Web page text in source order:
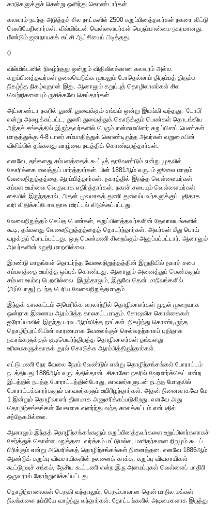
காடுகளுக்குச் சென்று ஒளிந்து கொண்டார்கள்.
கலவரம் நடந்த அடுத்தச் சில நாட்களில் 2500 கறுப்பினத்தவர்கள் நகரை விட்டு
வெளியேறினார்கள். வில்மிங்டன் வெள்ளையர்கள் பெரும்பான்மை நகரமானது.
மீண்டும் ஜனநாயகக் கட்சி ஆட்சியைப் பிடித்தது.
0
வில்மிங்டனில் நிகழ்ந்தது ஒன்றும் விதிவிலக்கான கலவரம் அல்ல.
கறுப்பினத்தவர்கள் தலையெடுக்க முயலும் போதெல்லாம் திரும்பத் திரும்ப
நிகழ்ந்த நிகழ்வுதான் இது. ஆனாலும் கறுப்புத் தொழிலாளர்கள் சில
வெற்றிகளையும் ருசிக்கவே செய்தார்கள்.
அட்லாண்டா நகரில் துணி துவைக்கும் சங்கம் ஒன்று இயங்கி வந்தது. ‘டோபி’
என்று அழைக்கப்பட்ட, துணி துவைத்துக் கொடுக்கும் பெண்கள் தொடங்கிய
அந்தச் சங்கத்தில் இருந்தவர்களில் பெரும்பான்மையினர் கறுப்பினப் பெண்கள்.
மாதத்துக்கு 4-8 டாலர் சம்பாதித்துக் கொண்டிருந்த அவர்கள் வறுமையின்
விளிம்பில் தங்களது வாழ்வை நடத்திக் கொண்டிருந்தார்கள்.
எனவே, தங்களது சம்பளத்தைக் கூட்டித் தரவேண்டும் என்று முதலில்
கோரிக்கை வைத்துப் பார்த்தார்கள். பின் 1881ஆம் வருடம் ஜூலை மாதம்
வேலைநிறுத்தத்தை ஆரம்பித்தார்கள். நகரத்தில் இருந்த வெள்ளையர்கள்
சம்பள உயர்வை வெகுவாக எதிர்த்தார்கள். நகரச் சபையும் வெள்ளையர்கள்
கையில் இருந்ததால், அதன் மூலமாகத் துணி துவைப்பவர்களுக்குப் புதிதாக
வரி விதிக்கப்போவதாக மிரட்டல் விடுக்கப்பட்டது.
வேலைநிறுத்தம் செய்த பெண்கள், கறுப்பினத்தவர்களின் தேவாலயங்களில்
கூடி, தங்களது வேலைநிறுத்தத்தைத் தொடர்ந்தார்கள். அவர்கள் மீது பொய்
வழக்குப் போடப்பட்டது. ஒரு பெண்மணி சிறைக்கும் அனுப்பப்பட்டார். ஆனாலும்
அவர்களின் உறுதி மாறவில்லை.
இரண்டு மாதங்கள் தொடர்ந்த வேலைநிறுத்தத்தின் இறுதியில் நகரச் சபை
சம்பளத்தை உயர்த்த ஒப்புக் கொண்டது. ஆனாலும் அனைத்துப் பெண்களும்
சம்பள உயர்வு பெறவில்லை. இருந்தாலும், இதுவே தென் மாநிலங்களில்
(அப்போது) நடந்த பெரிய வேலைநிறுத்தமாகும்.
இந்தக் காலகட்டம் அமெரிக்க வரலாற்றில் தொழிலாளர்கள் முதல் முறையாக
ஒன்றாக இணைய ஆரம்பித்த காலகட்டமாகும். சோஷலிச கொள்கைகள்
ஐரோப்பாவில் இருந்து பரவ ஆரம்பித்த நாட்கள். நிகழ்ந்து கொண்டிருந்த
தொழிற்புரட்சியின் காரணமாக வேலைக்குச் செல்வதற்காகப் புதிதாக
நகரங்களுக்குக் குடிபெயர்ந்திருந்த தொழிலாளர்கள் தங்களது
உரிமைகளுக்காகக் குரல் கொடுக்க ஆரம்பித்திருந்தார்கள்.
எட்டு மணி நேர வேலை நேரம் வேண்டும் என்று தொழிற்சங்கங்கள் போராட்டம்
நடத்தியது 1886ஆம் வருடத்தில்தான். சிகாகோ நகரில் ஹேமார்க்கெட் என்ற
இடத்தில் நடத்த போராட்டத்தின்போது, காவலர்களுடன் நடந்த மோதலில்
போராட்டக்காரர்களும் காவலர்களும் உயிரிழந்தார்கள். அதன் நினைவாகவே மே
1 இன்றும் தொழிலாளர் தினமாக அனுசரிக்கப்படுகிறது. எனவே அது
தொழிற்சங்கங்கள் வேகமாக வளர்ந்து வந்த காலக்கட்டம் என்பதில்
சந்தேகமில்லை.
ஆனாலும் இந்தத் தொழிற்சங்கங்களும் கறுப்பினத்தவர்களை உறுப்பினர்களாகச்
சேர்த்துக் கொள்ள மறுத்தன. வர்க்கம் மட்டுமல்ல, மனிதர்களை நிறமும் கூடப்
பிரிக்கும் என்று அமெரிக்கத் தொழிற்சங்கங்கள் நினைத்தன. எனவே 1886ஆம்
ஆண்டுக் கறுப்பு விவசாயிகளின் நலனைக் காக்க, கறுப்பு விவசாயிகள்
கூட்டுறவுச் சங்கம், தேசிய கூட்டணி என்ற இரு அமைப்புகள் வெள்ளைப் பாதிரி
ஒருவரால் தோற்றுவிக்கப்பட்டது.
தொழிற்சாலைகள் பெருகி வந்தாலும், பெரும்பாலான தென் மாநில மக்கள்
நிலங்களை நம்பியே வாழ்ந்து வந்தார்கள். தோட்டங்களில் அடிமைகளாக இருந்து